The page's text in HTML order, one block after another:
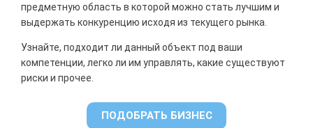
предметную область в которой можно стать лучшим и
выдержать конкуренцию исходя из текущего рынка.
Узнайте, подходит ли данный объект под ваши
компетенции, легко ли им управлять, какие существуют
риски и прочее.
ПОДОБРАТЬ БИЗНЕС